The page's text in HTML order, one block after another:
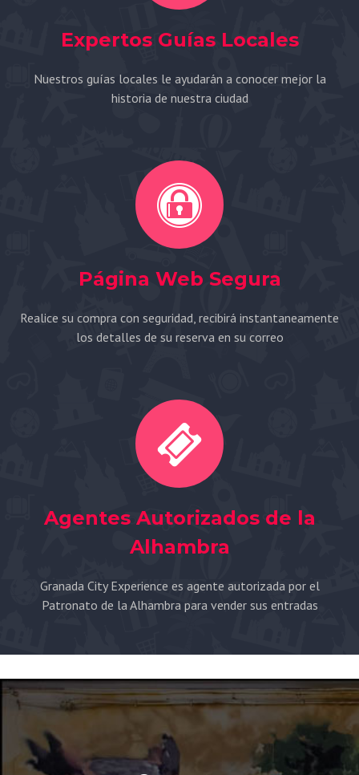
Expertos Guías Locales
Nuestros guías locales le ayudarán a conocer mejor la
historia de nuestra ciudad
Página Web Segura
Realice su compra con seguridad, recibirá instantaneamente
los detalles de su reserva en su correo
Agentes Autorizados de la
Alhambra
Granada City Experience es agente autorizada por el
Patronato de la Alhambra para vender sus entradas